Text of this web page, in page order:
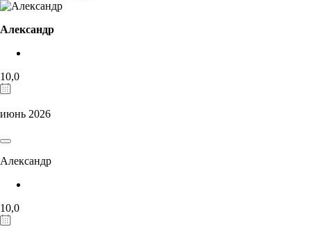
Александр
10,0
июнь 2026
Александр
10,0